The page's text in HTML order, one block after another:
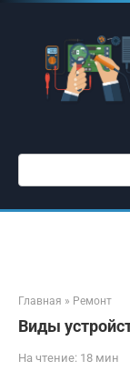
Перейти
контенту
Поиск:
Главная » Ремонт
Виды
На чтение: 18 мин